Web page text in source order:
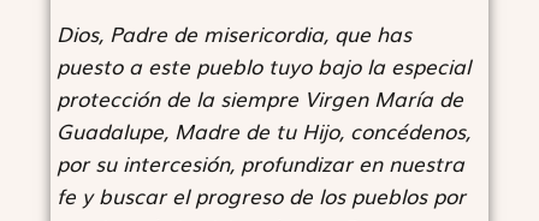
Dios, Padre de misericordia, que has
puesto a este pueblo tuyo bajo la especial
protección de la siempre Virgen María de
Guadalupe, Madre de tu Hijo, concédenos,
por su intercesión, profundizar en nuestra
fe y buscar el progreso de los pueblos por